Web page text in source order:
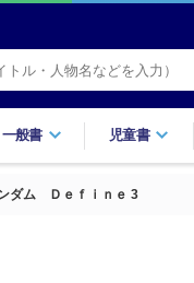
一般書 児童書
ダム Ｄｅｆｉｎｅ 3